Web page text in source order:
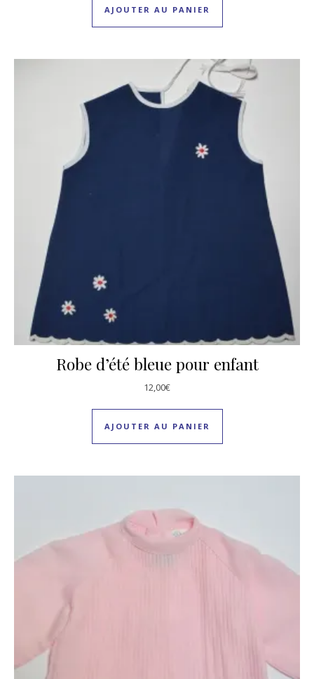
AJOUTER AU PANIER
Robe d’été bleue pour enfant
12,00€
AJOUTER AU PANIER